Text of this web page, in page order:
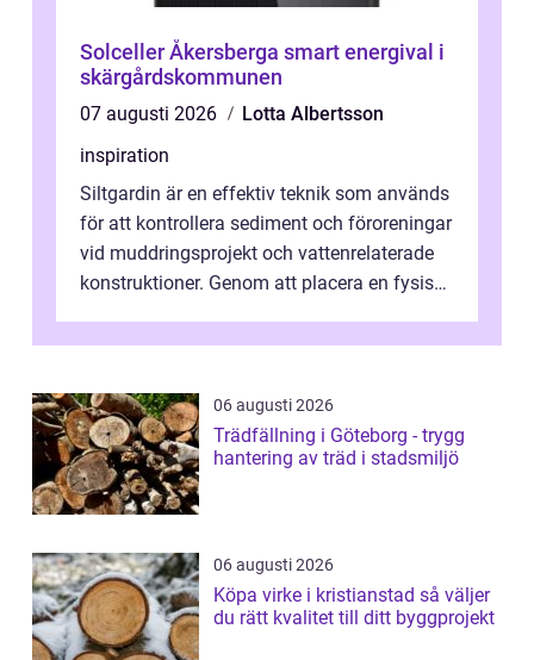
Solceller Åkersberga smart energival i
skärgårdskommunen
07 augusti 2026
Lotta Albertsson
inspiration
Siltgardin är en effektiv teknik som används
för att kontrollera sediment och föroreningar
vid muddringsprojekt och vattenrelaterade
konstruktioner. Genom att placera en fysisk
06 augusti 2026
Trädfällning i Göteborg - trygg
hantering av träd i stadsmiljö
06 augusti 2026
Köpa virke i kristianstad så väljer
du rätt kvalitet till ditt byggprojekt